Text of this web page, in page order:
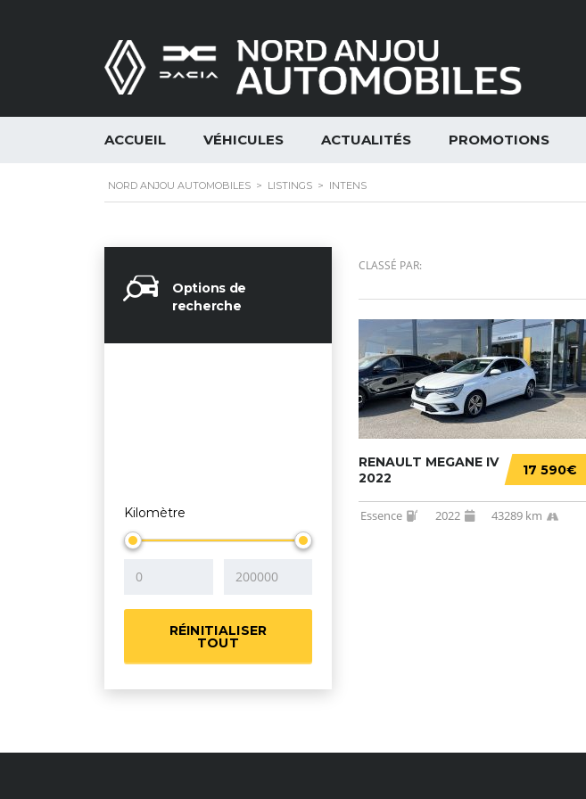
ACCUEIL VÉHICULES ACTUALITÉS PROMOTIONS
NORD ANJOU AUTOMOBILES > LISTINGS > INTENS
Options de
recherche
Kilomètre
RÉINITIALISER
TOUT
CLASSÉ PAR:
17 590€
RENAULT MEGANE IV
2022
Essence 2022 43289 km